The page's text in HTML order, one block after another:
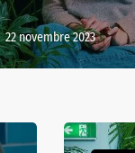
22 novembre 2023